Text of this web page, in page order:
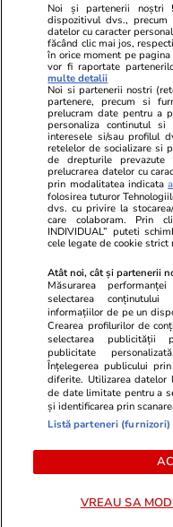
Ringier România
Libertatea pentru
Unica.ro
Program TV
Avantaje
ELLE
Stiri
Pariază responsabil!
Jocurile de
© 2026 Ringier
Noi și partenerii noștri
dispozitivul dvs., precum
datelor cu caracter
făcând clic mai jos,
în orice moment pe
vor fi raportate
multe detalii
Noi si partenerii nostri
partenere, precum si
prelucram date pentru a
personaliza continutul
interesele si/sau profilul
retelelor de socializare si
de drepturile
prelucrarea datelor cu
prin modalitatea indicata
folosirea tuturor
dvs. cu privire la
care colaboram. Prin
INDIVIDUAL” puteti
cele legate de cookie
Atât noi, cât și partenerii
Măsurarea
selectarea conținutului
informațiilor de pe un
Crearea profilurilor de
selectarea publicității
publicitate
Înțelegerea publicului
diferite. Utilizarea datelor
de date limitate pentru a
și identificarea prin
Listă parteneri (furnizori)
VREAU SA